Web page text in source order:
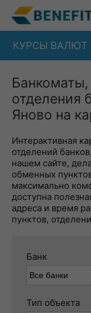
КУРСЫ ВАЛЮТ
отделения
Яново на
Интерактивная
отделений
нашем сайте,
обменных
максимально
доступна
адреса и время
пунктов,
Банк
Тип объекта